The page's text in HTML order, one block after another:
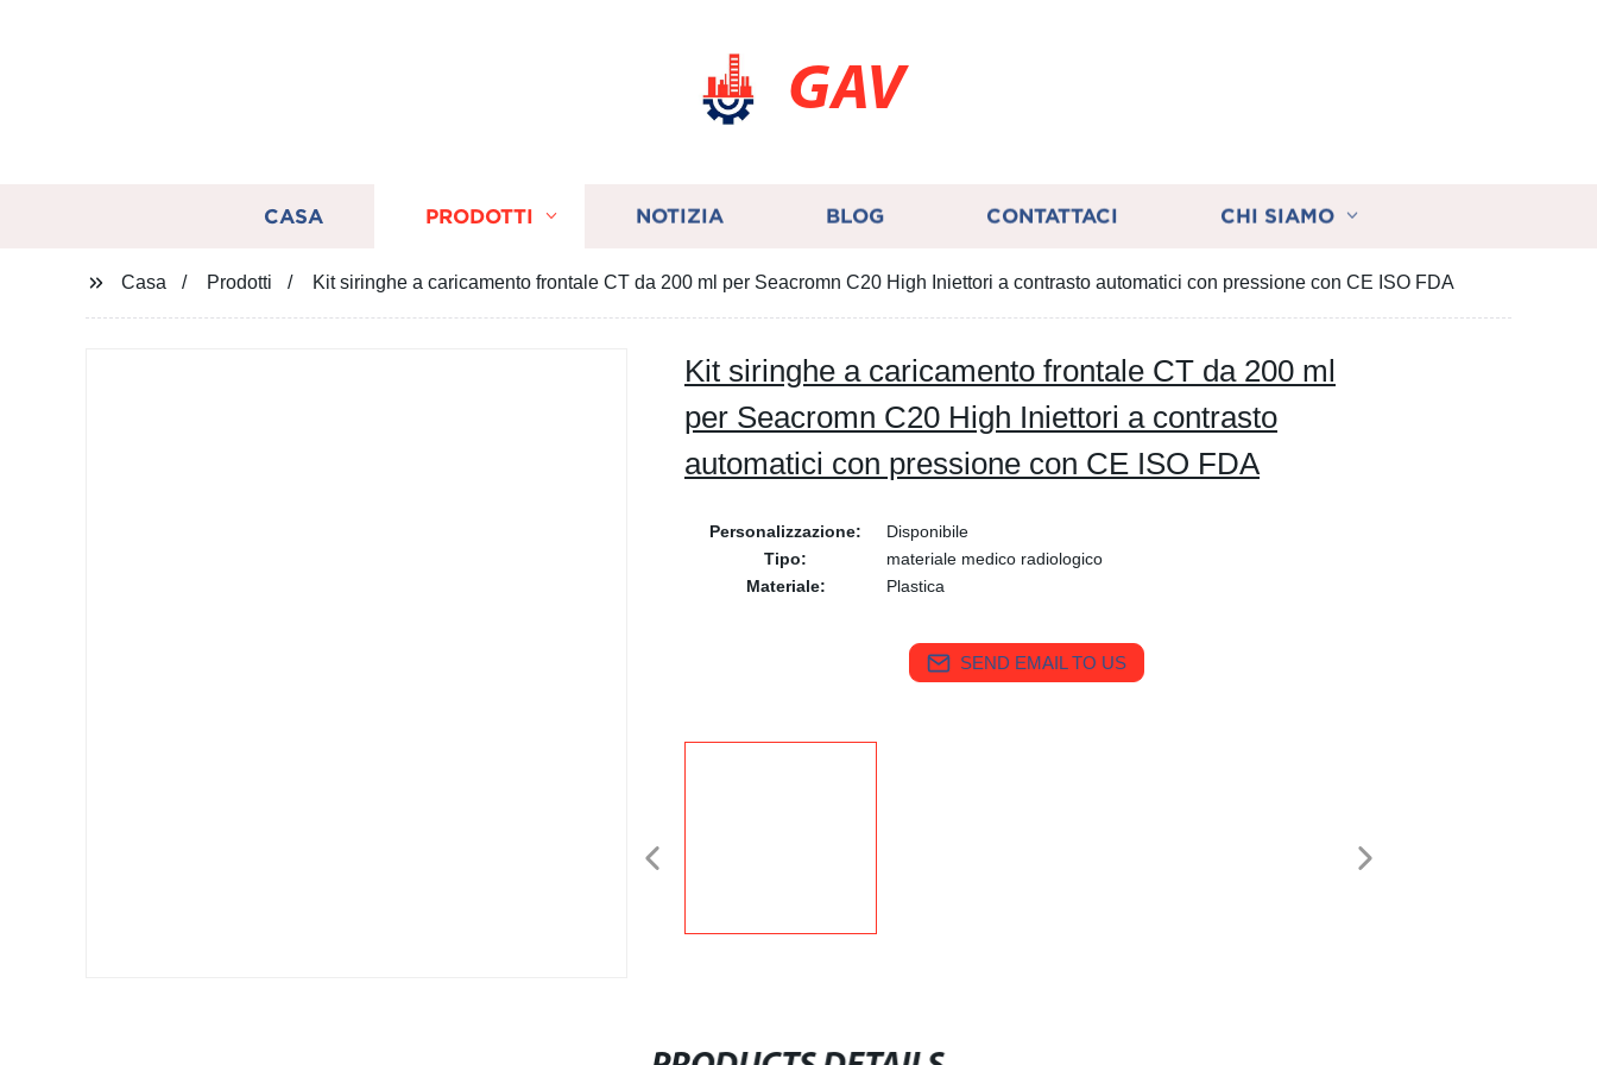
GAV
CASA PRODOTTI NOTIZIA BLOG CONTATTACI CHI SIAMO
Casa Prodotti Kit siringhe a caricamento frontale CT da 200 ml per Seacromn C20 High Iniettori a contrasto automatici con pressione con CE ISO FDA
Kit siringhe a caricamento frontale CT da 200 ml
per Seacromn C20 High Iniettori a contrasto
automatici con pressione con CE ISO FDA
Personalizzazione:
Disponibile
Tipo:
materiale medico radiologico
Materiale:
Plastica
SEND EMAIL TO US